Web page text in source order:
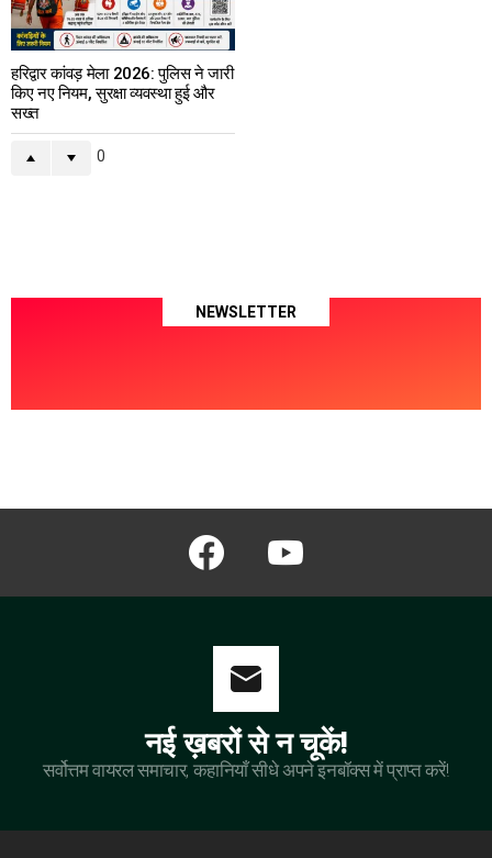
हरिद्वार कांवड़ मेला 2026: पुलिस ने जारी
किए नए नियम, सुरक्षा व्यवस्था हुई और
सख्त
0
NEWSLETTER
facebook youtube
नई ख़बरों से न चूकें!
सर्वोत्तम वायरल समाचार, कहानियाँ सीधे अपने इनबॉक्स में प्राप्त करें!